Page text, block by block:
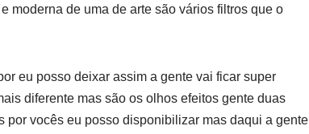
moderna de uma de arte são vários filtros que o
eu posso deixar assim a gente vai ficar super
diferente mas são os olhos efeitos gente duas
vocês eu posso disponibilizar mas daqui a gente